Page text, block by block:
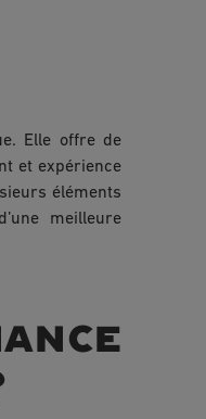
Elle offre de
et expérience
éléments
meilleure